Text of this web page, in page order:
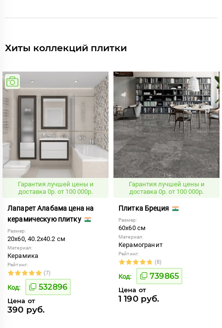
Хиты коллекций плитки
Гарантия лучшей цены и
доставка 0р. от 100 000р.
Лапарет Алабама цена на
керамическую плитку
Размер:
20x60, 40.2x40.2 см
Материал:
Керамика
Рейтинг:
(7)
Код: 532896
Цена от
390 руб.
Гарантия лучшей цены и
доставка 0р. от 100 000р.
Плитка Бреция
Размер:
60x60 см
Материал:
Керамогранит
Рейтинг:
(8)
Код: 739865
Цена от
1 190 руб.